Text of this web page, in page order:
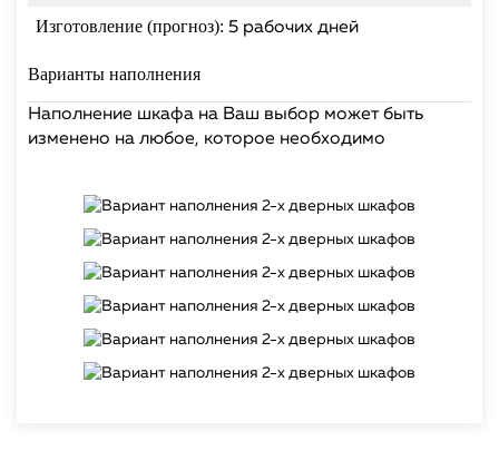
Изготовление (прогноз): 5 рабочих дней
Варианты наполнения
Наполнение шкафа на Ваш выбор может быть
изменено на любое, которое необходимо